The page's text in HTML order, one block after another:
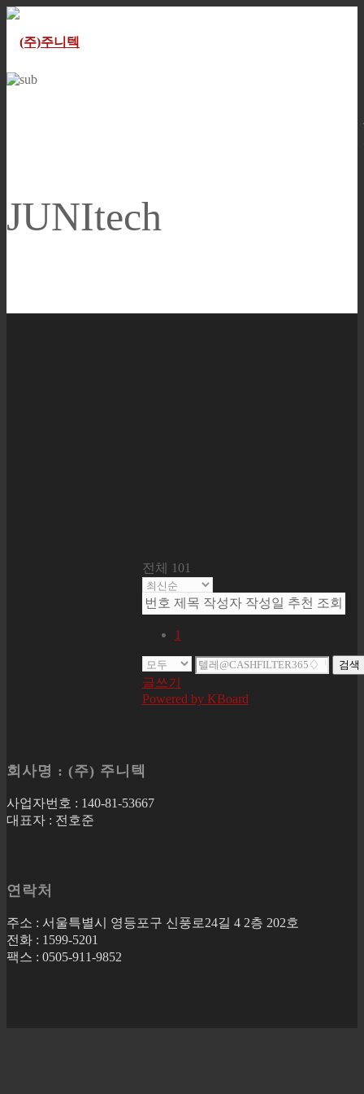
Global Excellence for
JUNItech
전체 101
번호 제목 작성자 작성일 추천 조회
1
검색
글쓰기
Powered by KBoard
회사명 : (주) 주니텍
사업자번호 : 140-81-53667
대표자 : 전호준
연락처
주소 : 서울특별시 영등포구 신풍로24길 4 2층 202호
전화 : 1599-5201
팩스 : 0505-911-9852